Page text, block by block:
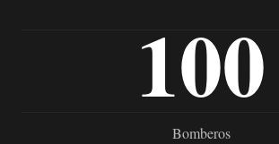
100
Bomberos